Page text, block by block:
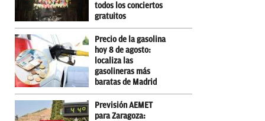
todos los conciertos
gratuitos
Precio de la gasolina
hoy 8 de agosto:
localiza las
gasolineras más
baratas de Madrid
Previsión AEMET
para Zaragoza: